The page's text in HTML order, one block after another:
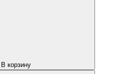
В корзину